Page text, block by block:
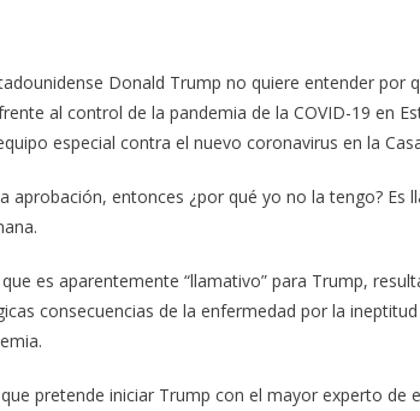
Donald Trump no quiere entender
al control de la pandemia de la COVID-19 en
especial contra el nuevo coronavirus en la
aprobación, entonces ¿por qué yo no la tengo?
es aparentemente “llamativo” para Trump,
consecuencias de la enfermedad por la
pretende iniciar Trump con el mayor experto de